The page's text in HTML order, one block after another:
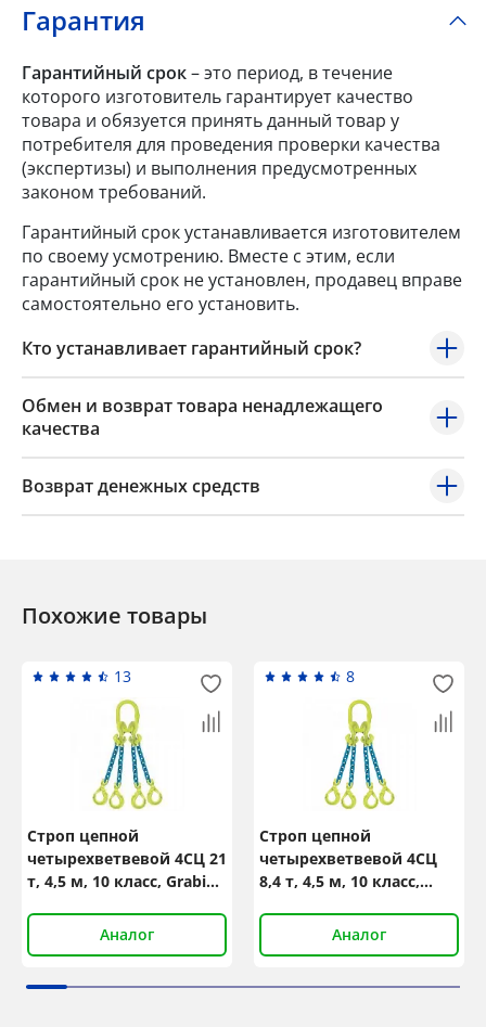
Гарантия
Гарантийный срок– это период, в течение
которого изготовитель гарантирует качество
товара и обязуется принять данный товар у
потребителя для проведения проверки качества
(экспертизы) и выполнения предусмотренных
законом требований.
Гарантийный срок устанавливается изготовителем
по своему усмотрению. Вместе с этим, если
гарантийный срок не установлен, продавец вправе
самостоятельно его установить.
Кто устанавливает гарантийный срок?
Обмен и возврат товара ненадлежащего
качества
Возврат денежных средств
Похожие товары
13
Строп цепной
четырехветвевой 4СЦ 21
т, 4,5 м, 10 класс, GrabiQ
Аналог
8
Строп цепной
четырехветвевой 4СЦ
8,4 т, 4,5 м, 10 класс,
Аналог